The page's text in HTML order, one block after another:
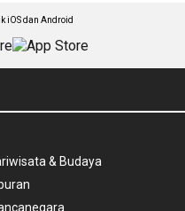
iOS dan Android
& Budaya